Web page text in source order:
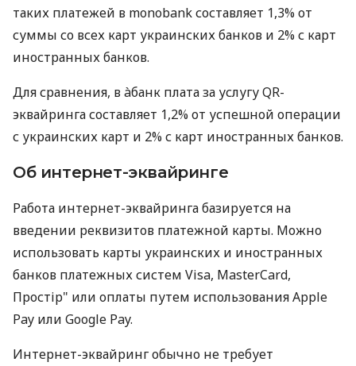
таких платежей в monobank составляет 1,3% от
суммы со всех карт украинских банков и 2% с карт
иностранных банков.
Для сравнения, в àбанк плата за услугу QR-
эквайринга составляет 1,2% от успешной операции
с украинских карт и 2% с карт иностранных банков.
Об интернет-эквайринге
Работа интернет-эквайринга базируется на
введении реквизитов платежной карты. Можно
использовать карты украинских и иностранных
банков платежных систем Visa, MasterCard,
Простір" или оплаты путем использования Apple
Pay или Google Pay.
Интернет-эквайринг обычно не требует